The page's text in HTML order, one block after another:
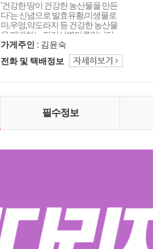
'건강한 땅이 건강한 농산물을 만든
다'는 신념으로 발효유황,미생물로
마,우엉,약도라지 등 건강한 농산물
을 재배하는 지리산별마루입니다.
가게주인 : 김윤숙
전화 및 택배정보
필수정보